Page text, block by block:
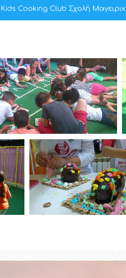
Kids Cooking Club Σχολή